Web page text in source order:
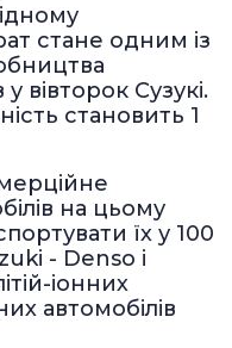
стане одним із
у вівторок Сузукі.
становить 1
на цьому
їх у 100
- Denso і
іонних
автомобілів